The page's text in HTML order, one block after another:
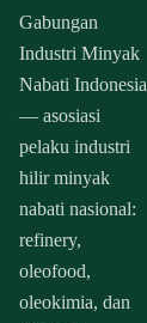
Gabungan
Industri Minyak
Nabati Indonesia
— asosiasi
pelaku industri
hilir minyak
nabati nasional:
refinery,
oleofood,
oleokimia, dan